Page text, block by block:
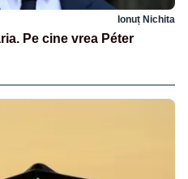
Ionuț Nichita
Pe cine vrea Péter